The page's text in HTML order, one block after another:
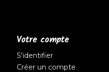
Votre compte
S'identifier
Créer un compte